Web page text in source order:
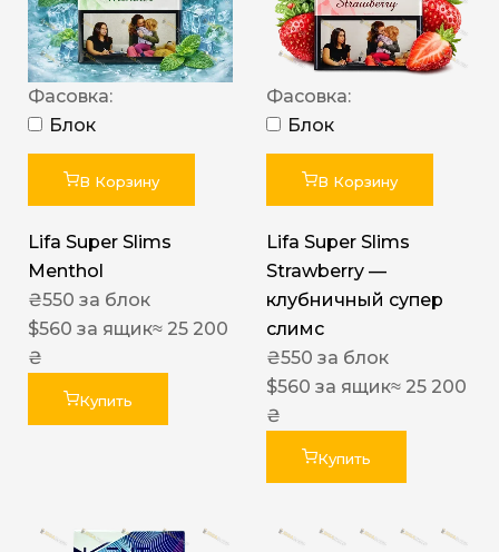
Фасовка:
Блок
В Корзину
Lifa Super Slims
Menthol
₴550 за блок
$560 за ящик≈ 25 200
₴
Купить
Фасовка:
Блок
В Корзину
Lifa Super Slims
Strawberry —
клубничный супер
слимс
₴550 за блок
$560 за ящик≈ 25 200
₴
Купить